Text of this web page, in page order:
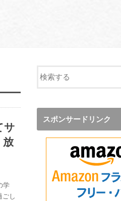
サ
放
学
ごし
スポンサードリンク